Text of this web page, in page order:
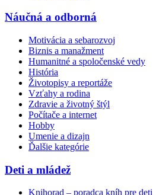
Náučná a odborná
Motivácia a sebarozvoj
Biznis a manažment
Humanitné a spoločenské vedy
História
Životopisy a reportáže
Vzťahy a rodina
Zdravie a životný štýl
Počítače a internet
Hobby
Umenie a dizajn
Ďalšie kategórie
Deti a mládež
Knihorad – poradca kníh pre deti